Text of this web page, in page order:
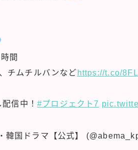
間
チムチルバンなど https://t.co/
信中！ #プロジェクト7
国ドラマ【公式】